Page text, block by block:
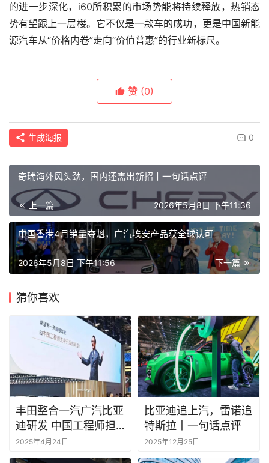
的进一步深化，i60所积累的市场势能将持续释放，热销态
势有望跟上一层楼。它不仅是一款车的成功，更是中国新能
源汽车从“价格内卷”走向“价值普惠”的行业新标尺。
赞 (0)
生成海报 0
奇瑞海外风头劲，国内还需出新招丨一句话点评
上一篇 2026年5月8日 下午11:36
中国香港4月销量夺魁，广汽埃安产品获全球认可
下一篇
2026年5月8日 下午11:56
猜你喜欢
丰田整合一汽广汽比亚
迪研发 中国工程师担
纲新卡罗拉
2025年4月24日
比亚迪追上汽，雷诺追
特斯拉丨一句话点评
2025年12月25日